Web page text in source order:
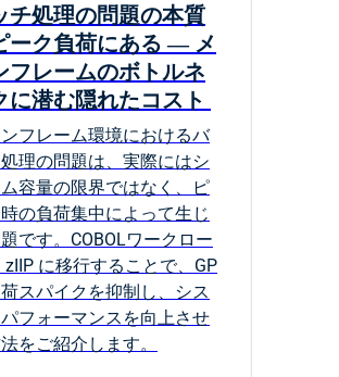
チ処理の問題の本質
ーク負荷にある ― メ
フレームのボトルネ
に潜む隠れたコスト
フレーム環境におけるバ
理の問題は、実際にはシ
容量の限界ではなく、ピ
の負荷集中によって生じ
です。COBOLワークロー
zIIP に移行することで、GP
スパイクを抑制し、シス
フォーマンスを向上させ
をご紹介します。